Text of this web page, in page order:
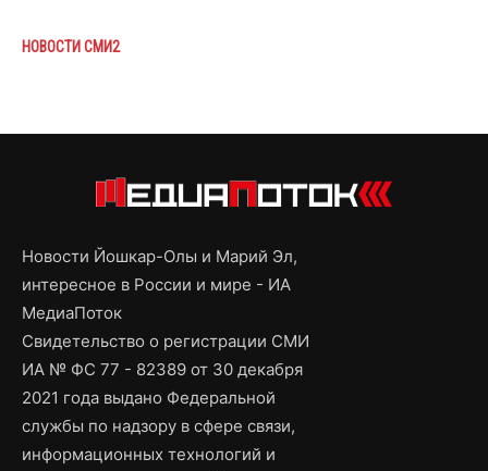
НОВОСТИ СМИ2
Новости Йошкар-Олы и Марий Эл,
интересное в России и мире - ИА
МедиаПоток
Свидетельство о регистрации СМИ
ИА № ФС 77 - 82389 от 30 декабря
2021 года выдано Федеральной
службы по надзору в сфере связи,
информационных технологий и